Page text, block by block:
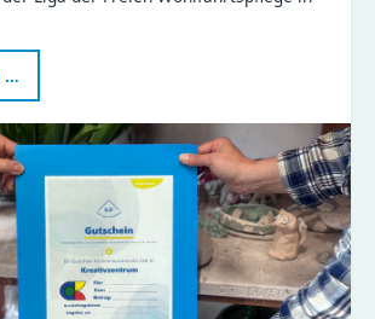
…
öffnet
Türen
für
die
Aktionswoche
Perspektivwechsel